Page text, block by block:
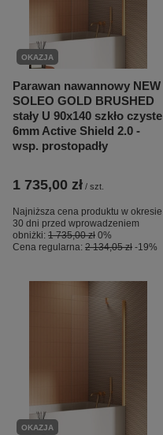
OKAZJA
Parawan nawannowy NEW
SOLEO GOLD BRUSHED
stały U 90x140 szkło czyste
6mm Active Shield 2.0 -
wsp. prostopadły
1 735,00 zł / szt.
Najniższa cena produktu w okresie
30 dni przed wprowadzeniem
obniżki: 1 735,00 zł 0%
Cena regularna: 2 134,05 zł -19%
OKAZJA